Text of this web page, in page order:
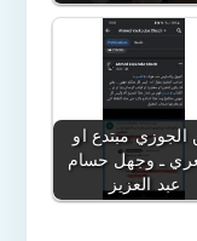
الجوزي مبتدع او
ـ وجهل حسام
عبد العزيز